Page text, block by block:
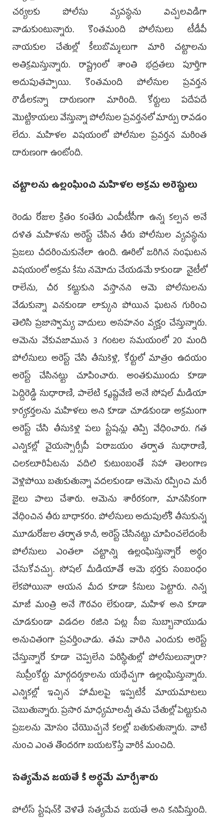
చ‌ర్య‌ల‌కు పోలీసు వ్య‌వ‌స్థ‌ను విచ్చ‌ల‌విడిగా
వాడుకుంటున్నారు. కొంత‌మంది పోలీసులు టీడీపీ
నాయ‌కుల చేతుల్లో కీలుబొమ్మలుగా మారి చ‌ట్టాలను
అతిక్ర‌మిస్తున్నారు. రాష్ట్రంలో శాంతి భ‌ద్ర‌త‌లు పూర్తిగా
అదుపుత‌ప్పాయి. కొంత‌మంది పోలీసుల ప్ర‌వ‌ర్త‌న
రౌడీల‌క‌న్నా దారుణంగా మారింది. కోర్టులు ప‌దేప‌దే
మొట్టికాయ‌లు వేస్తున్నా పోలీసుల ప్ర‌వ‌ర్త‌న‌లో మార్పు రావ‌డం
లేదు. మ‌హిళ‌ల విష‌యంలో పోలీసుల ప్ర‌వ‌ర్త‌న మ‌రింత
దారుణంగా ఉంటోంది.
చ‌ట్టాల‌ను ఉల్లంఘించి మ‌హిళ‌ల అక్ర‌మ అరెస్టులు
రెండు రోజుల క్రితం కంతేరు ఎంపీటీసీగా ఉన్న క‌ల్ప‌న అనే
ద‌ళిత మ‌హిళ‌ను అరెస్ట్ చేసిన తీరు పోలీసుల వ్య‌వ‌స్థ‌ను
ప్ర‌జ‌లు చీద‌రించుకునేలా ఉంది. ఊరిలో జ‌రిగిన సంఘ‌ట‌న
విష‌యంలో అక్ర‌మ కేసు న‌మోదు చేయ‌డ‌మే కాకుండా నైటీలో
రాలేను, చీర క‌ట్టుకుని వ‌స్తాన‌ని ఆమె పోలీసుల‌ను
వేడుకున్నా విన‌కుండా లాక్కుని పోయిన ఘ‌ట‌న గురించి
తెలిసి ప్ర‌జాస్వామ్య వాదులు అస‌హ‌నం వ్య‌క్తం చేస్తున్నారు.
ఆమెను వేకువ‌జామున 3 గంట‌ల స‌మ‌యంలో 20 మంది
పోలీసులు అరెస్ట్ చేసి తీసుకెళ్లి, కోర్టులో మాత్రం ఉదయం
అరెస్ట్ చేసిన‌ట్టు చూపించారు. అంత‌కుముందు కూడా
పెద్దిరెడ్డి సుధారాణి, పాలేటి కృష్ణవేణి అనే సోష‌ల్ మీడియా
కార్య‌క‌ర్త‌ల‌ను మ‌హిళ‌లు అని కూడా చూడ‌కుండా అక్ర‌మంగా
అరెస్ట్ చేసి తీసుకెళ్లి ప‌లు స్టేష‌న్లు తిప్పి వేధించారు. గ‌త
ఎన్నిక‌ల్లో వైయ‌స్సార్సీపీ ప‌రాజ‌యం త‌ర్వాత‌ సుధారాణి,
చిల‌క‌లూరిపేట‌ను వ‌దిలి కుటుంబంతో స‌హా తెలంగాణ
వెళ్లిపోయి బ‌తుకుతున్నా వ‌ద‌ల‌కుండా ఆమెను ర‌ప్పించి మ‌రీ
జైలు పాలు చేశారు. ఆమెను శారీర‌కంగా, మాన‌సికంగా
వేధించిన తీరు బాధాక‌రం. పోలీసులు అదుపులోకి తీసుకున్న
మూడురోజుల త‌ర్వాత కానీ, అరెస్ట్ చేసిన‌ట్టు చూపించ‌లేదంటే
పోలీసులు ఎంత‌లా చ‌ట్టాన్ని ఉల్లంఘిస్తున్నారో అర్థం
చేసుకోవ‌చ్చు. సోష‌ల్ మీడియాతో ఆమె భ‌ర్త‌కు సంబంధం
లేక‌పోయినా ఆయ‌న మీద కూడా కేసులు పెట్టారు. నిన్న
మాజీ మంత్రి అనే గౌర‌వం లేకుండా, మ‌హిళ‌ అని కూడా
చూడ‌కుండా విడ‌ద‌ల ర‌జిని ప‌ట్ల సీఐ సుబ్బానాయుడు
అనుచితంగా ప్ర‌వ‌ర్తించాడు. త‌మ వారిని ఎందుకు అరెస్ట్
చేస్తున్నారో కూడా చెప్ప‌లేని ప‌రిస్థితుల్లో పోలీసులున్నారా?
సుప్రీంకోర్టు మార్గ‌ద‌ర్శ‌కాల‌ను య‌థేచ్చ‌గా ఉల్లంఘిస్తున్నారు.
ఎన్నిక‌ల్లో ఇచ్చిన హామీల‌పై ఇప్ప‌టికీ మాయ‌మాట‌లు
చెబుతున్నారు. ప్ర‌సార మాధ్య‌మాల‌న్నీ త‌మ చేతుల్లో పెట్టుకుని
ప్ర‌జ‌ల‌ను మోసం చేయొచ్చ‌నే క‌ల‌ల్లో బ‌తుకుతున్నారు. వాటి
నుంచి ఎంత తొంద‌రగా బ‌య‌ట‌కొస్తే వారికే మంచిది.
స‌త్య‌మేవ జ‌య‌తే కి అర్థ‌మే మార్చేశారు
పోలీస్ స్టేష‌న్‌కి వెళితే సత్య‌మేవ జ‌య‌తే అని క‌నిపిస్తుంది.